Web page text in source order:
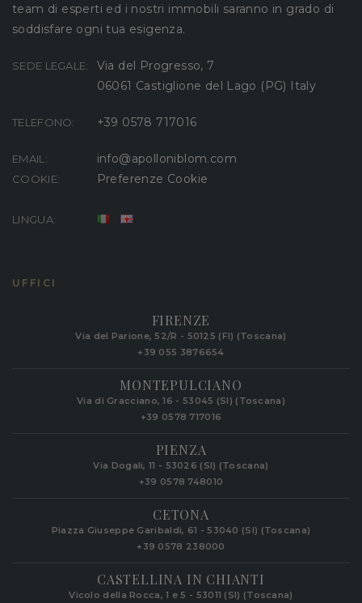
team di esperti ed i nostri immobili saranno in grado di
soddisfare ogni tua esigenza.
SEDE LEGALE:
Via del Progresso, 7
06061 Castiglione del Lago (PG) Italy
TELEFONO: +39 0578 717016
EMAIL: info@apolloniblom.com
COOKIE: Preferenze Cookie
LINGUA:
UFFICI
FIRENZE
Via del Parione, 52/R - 50125 (FI) (Toscana)
+39 055 3876654
MONTEPULCIANO
Via di Gracciano, 16 - 53045 (SI) (Toscana)
+39 0578 717016
PIENZA
Via Dogali, 11 - 53026 (SI) (Toscana)
+39 0578 748010
CETONA
Piazza Giuseppe Garibaldi, 61 - 53040 (SI) (Toscana)
+39 0578 238000
CASTELLINA IN CHIANTI
Vicolo della Rocca, 1 e 5 - 53011 (SI) (Toscana)